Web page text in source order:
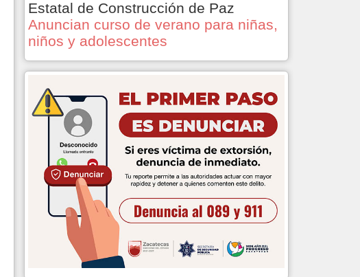
Estatal de Construcción de Paz
Anuncian curso de verano para niñas,
niños y adolescentes